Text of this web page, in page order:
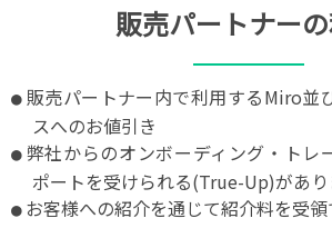
販売パートナー
販売パートナー内で利用するMiro並
スへのお値引き
弊社からのオンボーディング・トレ
ポートを受けられる(True-Up)があ
お客様への紹介を通じて紹介料を受領